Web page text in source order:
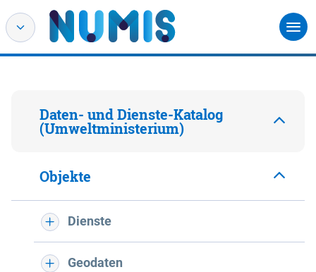
Daten- und Dienste-Katalog
(Umweltministerium)
Objekte
Dienste
Geodaten